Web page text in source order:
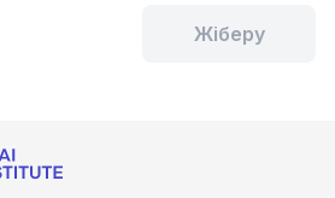
Жіберу